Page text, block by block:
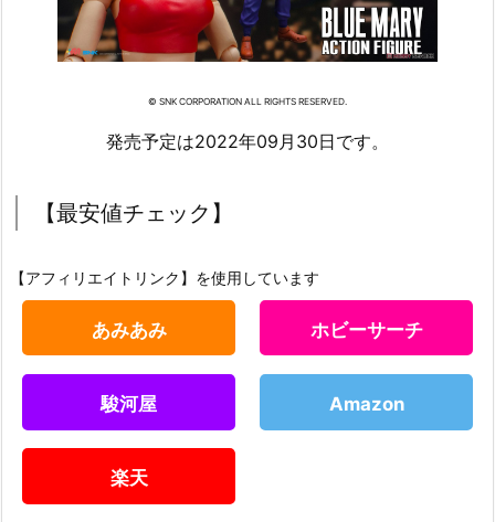
© SNK CORPORATION ALL RIGHTS RESERVED.
発売予定は2022年09月30日です。
【最安値チェック】
【アフィリエイトリンク】を使用しています
あみあみ ホビーサーチ
駿河屋 Amazon
楽天